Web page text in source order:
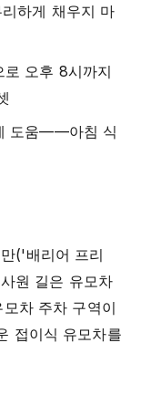
하게 채우지 마
오후 8시까지
도움——아침 식
('배리어 프리
원 길은 유모차
차 주차 구역이
접이식 유모차를